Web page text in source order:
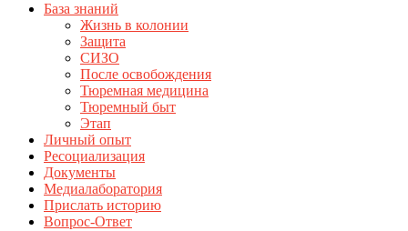
База знаний
Жизнь в колонии
Защита
СИЗО
После освобождения
Тюремная медицина
Тюремный быт
Этап
Личный опыт
Ресоциализация
Документы
Медиалаборатория
Прислать историю
Вопрос-Ответ